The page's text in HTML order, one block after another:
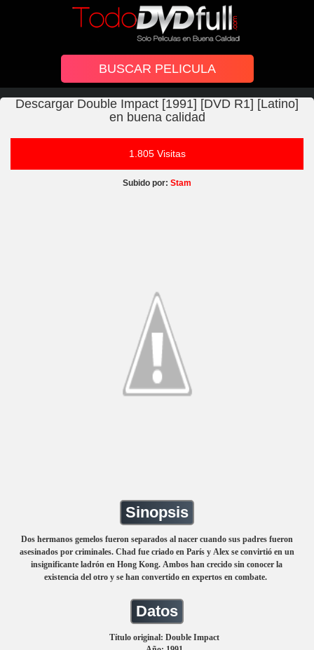
Descargar Double Impact [1991] [DVD R1] [Latino]
en buena calidad
1.805 Visitas
Subido por: Stam
Sinopsis
Dos hermanos gemelos fueron separados al nacer cuando sus padres fueron
asesinados por criminales. Chad fue criado en París y Alex se convirtió en un
insignificante ladrón en Hong Kong. Ambos han crecido sin conocer la
existencia del otro y se han convertido en expertos en combate.
Datos
Título original: Double Impact